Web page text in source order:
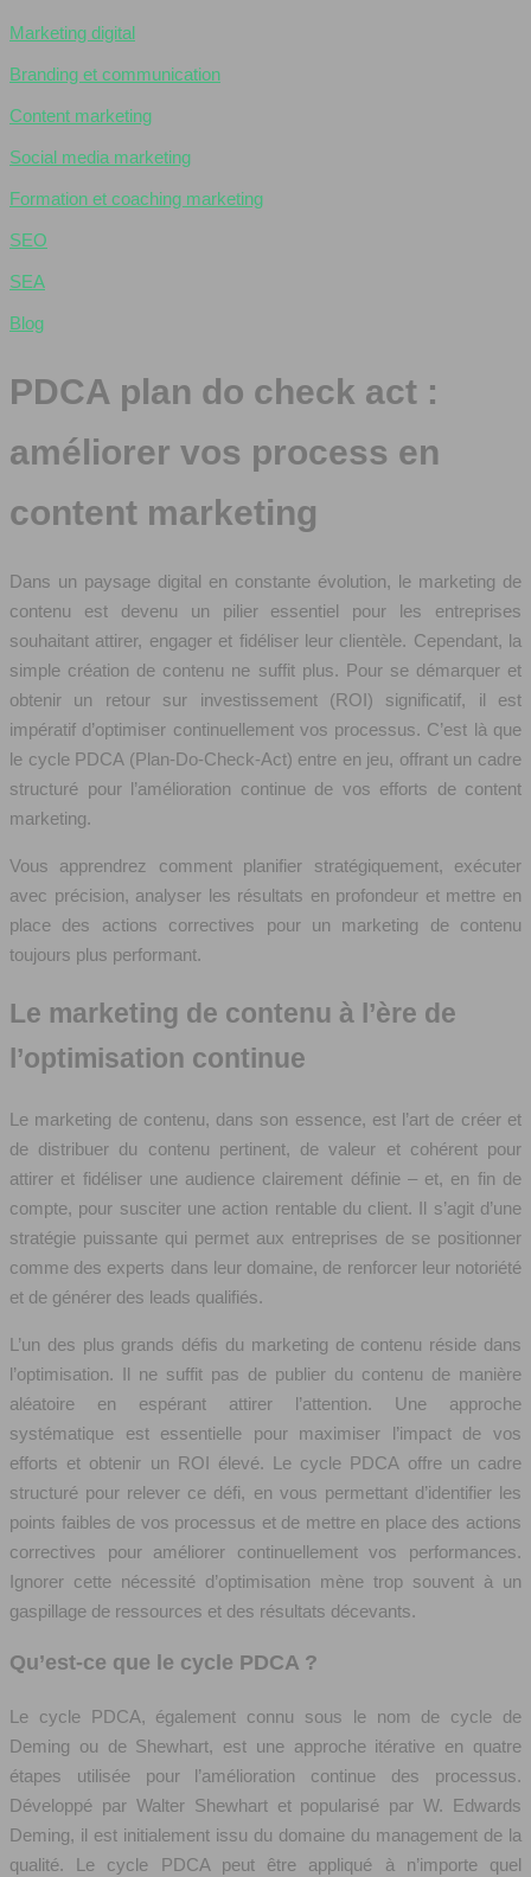
Marketing digital
Branding et communication
Content marketing
Social media marketing
Formation et coaching marketing
SEO
SEA
Blog
PDCA plan do check act :
améliorer vos process en
content marketing
Dans un paysage digital en constante évolution, le marketing de
contenu est devenu un pilier essentiel pour les entreprises
souhaitant attirer, engager et fidéliser leur clientèle. Cependant, la
simple création de contenu ne suffit plus. Pour se démarquer et
obtenir un retour sur investissement (ROI) significatif, il est
impératif d’optimiser continuellement vos processus. C’est là que
le cycle PDCA (Plan-Do-Check-Act) entre en jeu, offrant un cadre
structuré pour l’amélioration continue de vos efforts de content
marketing.
Vous apprendrez comment planifier stratégiquement, exécuter
avec précision, analyser les résultats en profondeur et mettre en
place des actions correctives pour un marketing de contenu
toujours plus performant.
Le marketing de contenu à l’ère de
l’optimisation continue
Le marketing de contenu, dans son essence, est l’art de créer et
de distribuer du contenu pertinent, de valeur et cohérent pour
attirer et fidéliser une audience clairement définie – et, en fin de
compte, pour susciter une action rentable du client. Il s’agit d’une
stratégie puissante qui permet aux entreprises de se positionner
comme des experts dans leur domaine, de renforcer leur notoriété
et de générer des leads qualifiés.
L’un des plus grands défis du marketing de contenu réside dans
l’optimisation. Il ne suffit pas de publier du contenu de manière
aléatoire en espérant attirer l’attention. Une approche
systématique est essentielle pour maximiser l’impact de vos
efforts et obtenir un ROI élevé. Le cycle PDCA offre un cadre
structuré pour relever ce défi, en vous permettant d’identifier les
points faibles de vos processus et de mettre en place des actions
correctives pour améliorer continuellement vos performances.
Ignorer cette nécessité d’optimisation mène trop souvent à un
gaspillage de ressources et des résultats décevants.
Qu’est-ce que le cycle PDCA ?
Le cycle PDCA, également connu sous le nom de cycle de
Deming ou de Shewhart, est une approche itérative en quatre
étapes utilisée pour l’amélioration continue des processus.
Développé par Walter Shewhart et popularisé par W. Edwards
Deming, il est initialement issu du domaine du management de la
qualité. Le cycle PDCA peut être appliqué à n’importe quel